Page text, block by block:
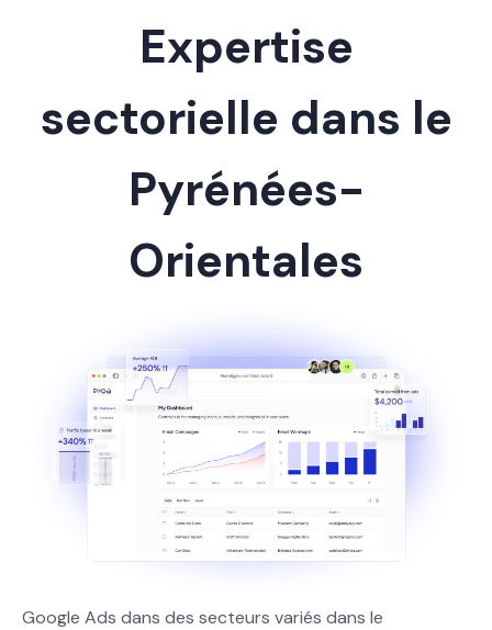
Expertise
sectorielle dans le
Pyrénées-
Orientales
Google Ads dans des secteurs variés dans le